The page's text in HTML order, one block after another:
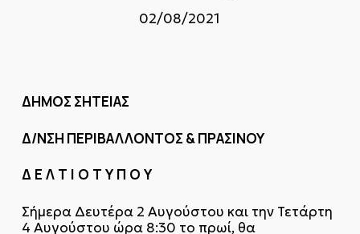
02/08/2021
ΔΗΜΟΣ ΣΗΤΕΙΑΣ
Δ/ΝΣΗ ΠΕΡΙΒΑΛΛΟΝΤΟΣ & ΠΡΑΣΙΝΟΥ
Δ Ε Λ Τ Ι Ο Τ Υ Π Ο Υ
Σήμερα Δευτέρα 2 Αυγούστου και την Τετάρτη
4 Αυγούστου ώρα 8:30 το πρωί, θα